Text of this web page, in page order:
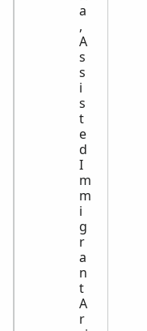
a
,
A
s
s
i
s
t
e
d
I
m
m
i
g
r
a
n
t
A
r